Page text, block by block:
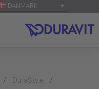
DANMARK
DuraStyle